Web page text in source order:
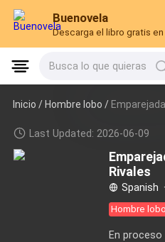
Buenovela
Descarga el libro gratis en
Busca lo que quieras
Inicio /Hombre lobo /
Last Updated: 2026-06-09
Rivales
Spanish ·
Hombre lobo
En proceso